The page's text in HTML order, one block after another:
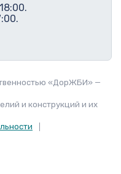
«ДорЖБИ» —
и конструкций и их